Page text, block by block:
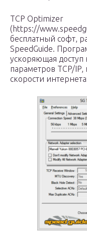
TCP Optimizer
(https://
бесплатный софт,
SpeedGuide.
ускоряющая
параметров TCP/
скорости